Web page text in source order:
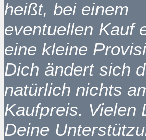
heißt, bei einem
eventuellen Kauf
eine kleine
Dich ändert sich
natürlich nichts
Kaufpreis. Vielen
Deine